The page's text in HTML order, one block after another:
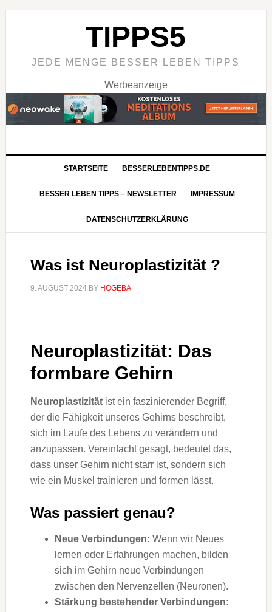
TIPPS5
JEDE MENGE BESSER LEBEN TIPPS
Werbeanzeige
STARTSEITE BESSERLEBENTIPPS.DE
BESSER LEBEN TIPPS – NEWSLETTER IMPRESSUM
DATENSCHUTZERKLÄRUNG
Was ist Neuroplastizität ?
9. AUGUST 2024BY HOGEBA
Neuroplastizität: Das
formbare Gehirn
Neuroplastizitätist ein faszinierender Begriff,
der die Fähigkeit unseres Gehirns beschreibt,
sich im Laufe des Lebens zu verändern und
anzupassen. Vereinfacht gesagt, bedeutet das,
dass unser Gehirn nicht starr ist, sondern sich
wie ein Muskel trainieren und formen lässt.
Was passiert genau?
Neue Verbindungen: Wenn wir Neues
lernen oder Erfahrungen machen, bilden
sich im Gehirn neue Verbindungen
zwischen den Nervenzellen (Neuronen).
Stärkung bestehender Verbindungen: